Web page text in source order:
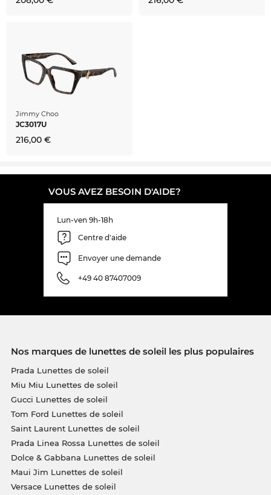
Jimmy Choo
JC3017U
216,00 €
VOUS AVEZ BESOIN D'AIDE?
Lun-ven 9h-18h
Centre d'aide
Envoyer une demande
+49 40 87407009
Nos marques de lunettes de soleil les plus populaires
Prada Lunettes de soleil
Miu Miu Lunettes de soleil
Gucci Lunettes de soleil
Tom Ford Lunettes de soleil
Saint Laurent Lunettes de soleil
Prada Linea Rossa Lunettes de soleil
Dolce & Gabbana Lunettes de soleil
Maui Jim Lunettes de soleil
Versace Lunettes de soleil